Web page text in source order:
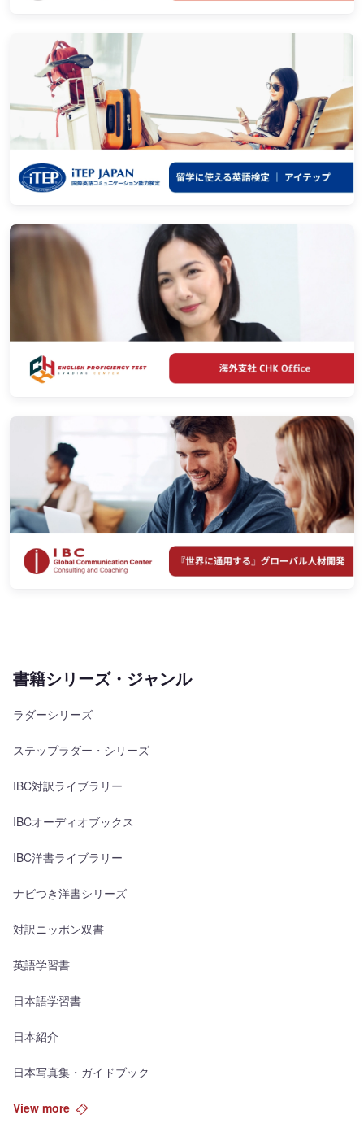
書籍シリーズ・ジャンル
ラダーシリーズ
ステップラダー・シリーズ
IBC対訳ライブラリー
IBCオーディオブックス
IBC洋書ライブラリー
ナビつき洋書シリーズ
対訳ニッポン双書
英語学習書
日本語学習書
日本紹介
日本写真集・ガイドブック
View more